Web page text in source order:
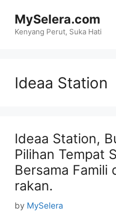
content
MySelera.com
Kenyang Perut, Suka Hati
Ideaa Station
Ideaa Station,
Pilihan Tempat
Bersama Famili
rakan.
by MySelera